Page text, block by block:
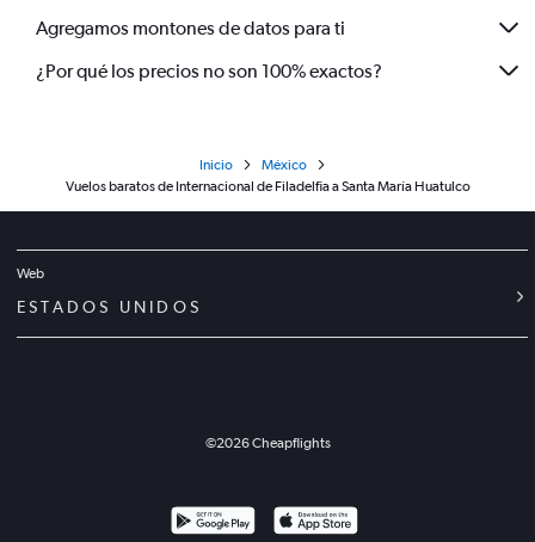
Agregamos montones de datos para ti
¿Por qué los precios no son 100% exactos?
Inicio
México
Vuelos baratos de Internacional de Filadelfia a Santa María Huatulco
Web
ESTADOS UNIDOS
©2026Cheapflights